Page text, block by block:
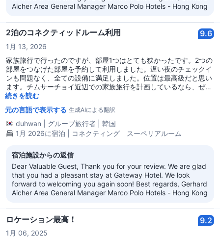
Aicher Area General Manager Marco Polo Hotels - Hong Kong
2泊のコネクティッドルーム利用 9.6
1月 13, 2026
家族旅行で行ったのですが、部屋1つはとても狭かったです。2つの
部屋をつなげた部屋を予約して利用しました。遅い夜のチェックイ
ンも問題なく、全ての設備に満足しました。位置は最高級だと思い
ます。チムサーチョイ近辺での家族旅行を計画しているなら、ぜひ
お勧めします。
続きを読む
元の言語で表示する 生成AIによる翻訳
duhwan グループ旅行者
韓国
1月 2026に宿泊 | コネクティング スーペリアルーム
宿泊施設からの返信
Dear Valuable Guest, Thank you for your review. We are glad
that you had a pleasant stay at Gateway Hotel. We look
forward to welcoming you again soon! Best regards, Gerhard
Aicher Area General Manager Marco Polo Hotels - Hong Kong
ロケーション最高！ 9.2
1月 06, 2025